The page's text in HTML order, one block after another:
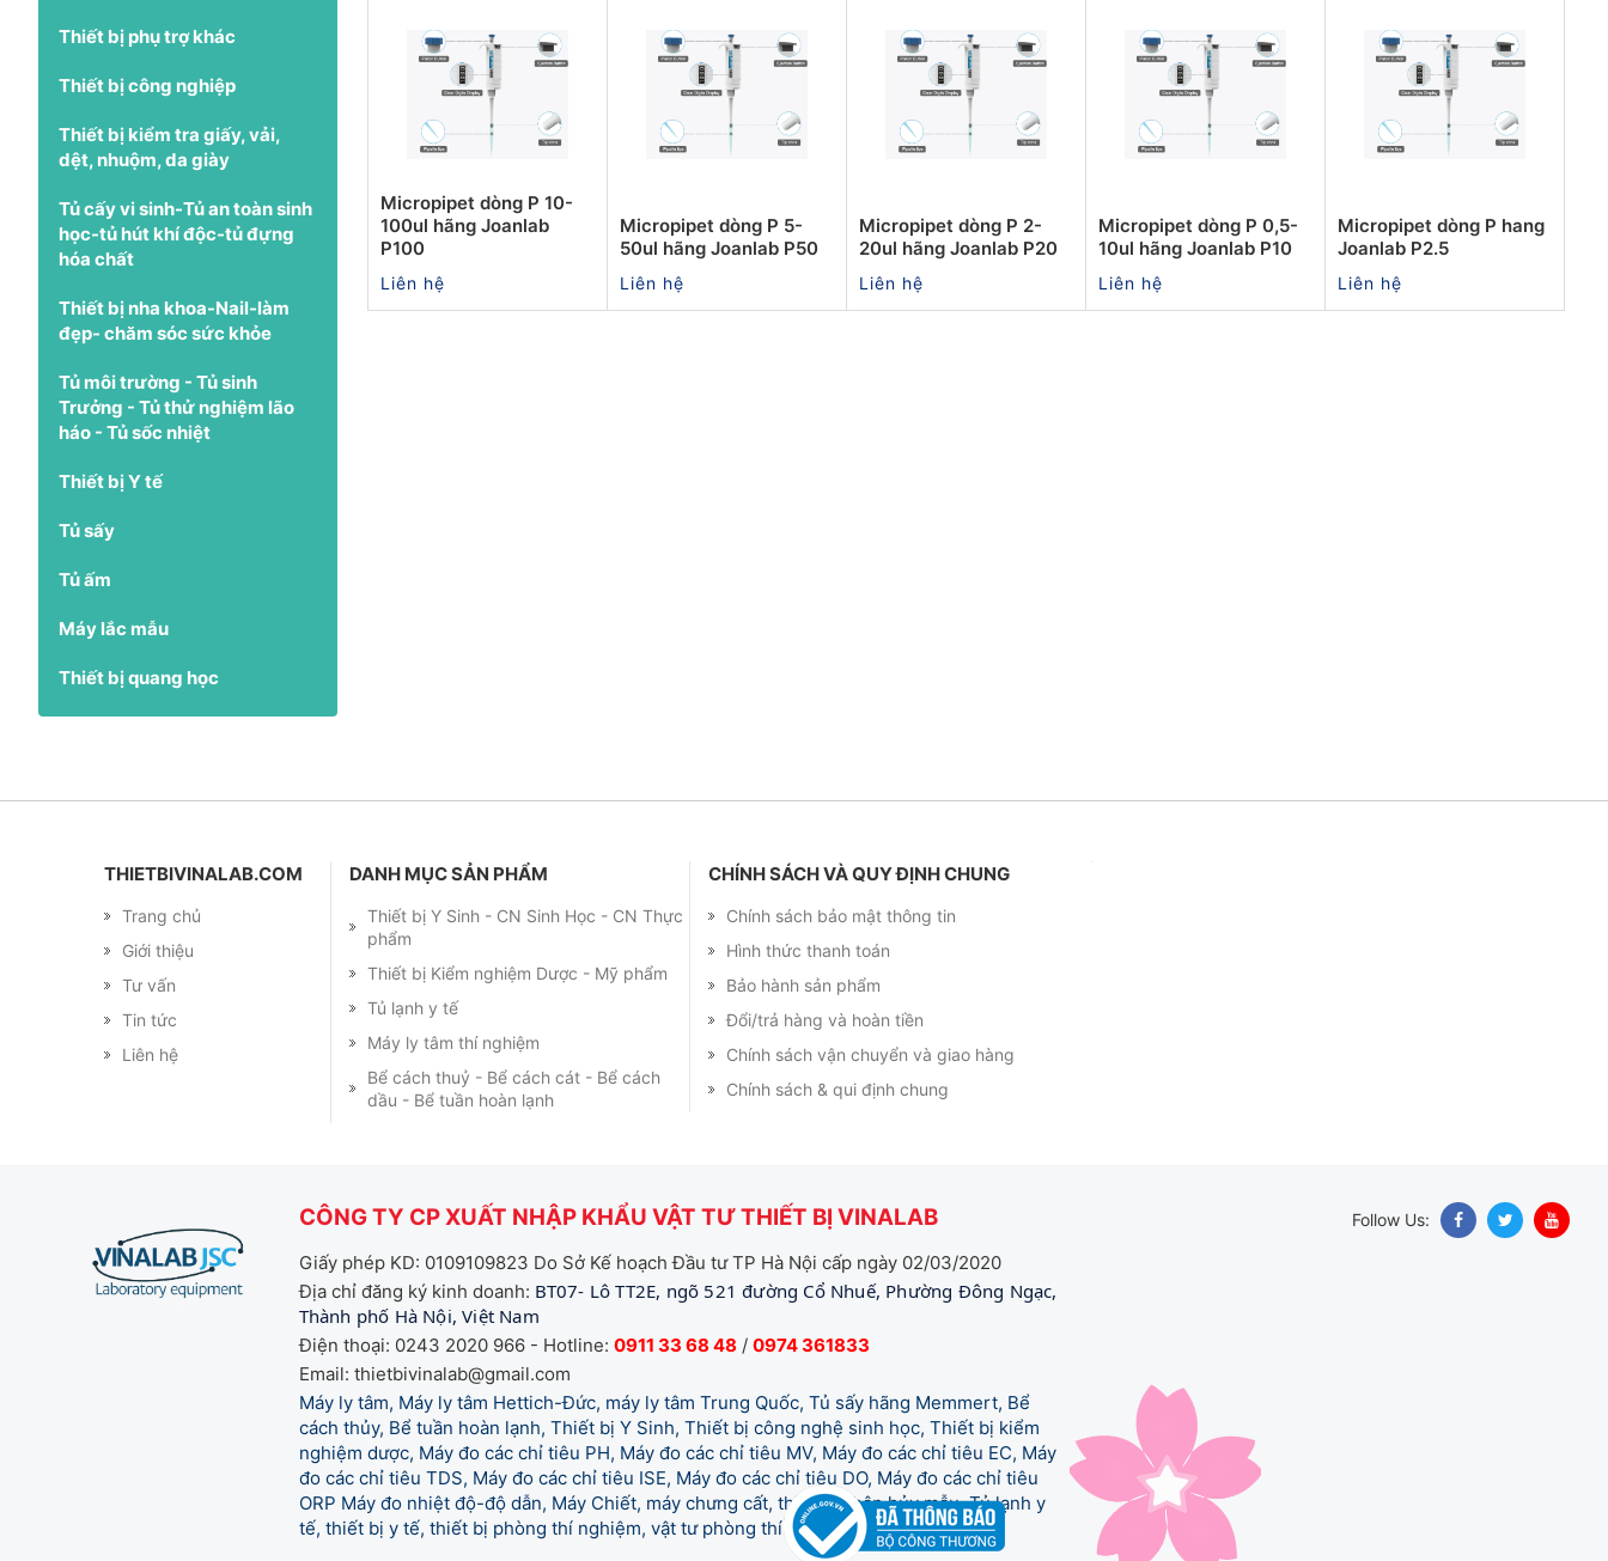
Thiết bị phụ trợ khác
Thiết bị công nghiệp
Thiết bị kiểm tra giấy, vải,
dệt, nhuộm, da giày
Tủ cấy vi sinh-Tủ an toàn sinh
học-tủ hút khí độc-tủ đựng
hóa chất
Thiết bị nha khoa-Nail-làm
đẹp- chăm sóc sức khỏe
Tủ môi trường - Tủ sinh
Trưởng - Tủ thử nghiệm lão
háo - Tủ sốc nhiệt
Thiết bị Y tế
Tủ sấy
Tủ ấm
Máy lắc mẫu
Thiết bị quang học
Micropipet dòng P 10-
100ul hãng Joanlab
P100
Liên hệ
Micropipet dòng P 5-
50ul hãng Joanlab P50
Liên hệ
Micropipet dòng P 2-
20ul hãng Joanlab P20
Liên hệ
Micropipet dòng P 0,5-
10ul hãng Joanlab P10
Liên hệ
Micropipet dòng P hang
Joanlab P2.5
Liên hệ
THIETBIVINALAB.COM
Trang chủ
Giới thiệu
Tư vấn
Tin tức
Liên hệ
DANH MỤC SẢN PHẨM
Thiết bị Y Sinh - CN Sinh Học - CN Thực
phẩm
Thiết bị Kiểm nghiệm Dược - Mỹ phẩm
Tủ lạnh y tế
Máy ly tâm thí nghiệm
Bể cách thuỷ - Bể cách cát - Bể cách
dầu - Bể tuần hoàn lạnh
CHÍNH SÁCH VÀ QUY ĐỊNH CHUNG
Chính sách bảo mật thông tin
Hình thức thanh toán
Bảo hành sản phẩm
Đổi/trả hàng và hoàn tiền
Chính sách vận chuyển và giao hàng
Chính sách & qui định chung
CÔNG TY CP XUẤT NHẬP KHẨU VẬT TƯ THIẾT BỊ VINALAB
Giấy phép KD: 0109109823 Do Sở Kế hoạch Đầu tư TP Hà Nội cấp ngày 02/03/2020
Địa chỉ đăng ký kinh doanh: BT07- Lô TT2E, ngõ 521 đường Cổ Nhuế, Phường Đông Ngạc,
Thành phố Hà Nội, Việt Nam
Điện thoại: 0243 2020 966 - Hotline: 0911 33 68 48 / 0974 361833
Email: thietbivinalab@gmail.com
Máy ly tâm, Máy ly tâm Hettich-Đức, máy ly tâm Trung Quốc, Tủ sấy hãng Memmert, Bể
cách thủy, Bể tuần hoàn lạnh, Thiết bị Y Sinh, Thiết bị công nghệ sinh học, Thiết bị kiểm
nghiệm dược, Máy đo các chỉ tiêu PH, Máy đo các chỉ tiêu MV, Máy đo các chỉ tiêu EC, Máy
đo các chỉ tiêu TDS, Máy đo các chỉ tiêu ISE, Máy đo các chỉ tiêu DO, Máy đo các chỉ tiêu
ORP Máy đo nhiệt độ-độ dẫn, Máy Chiết, máy chưng cất, thiết bị phân hủy mẫu, Tủ lạnh y
tế, thiết bị y tế, thiết bị phòng thí nghiệm, vật tư phòng thí nghiệm, vật tư y tế.
Follow Us: